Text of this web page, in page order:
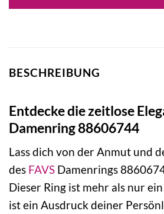
BESCHREIBUNG
Entdecke die zeitlose
Damenring 88606744
Lass dich von der Anmut und
des FAVS Damenrings
Dieser Ring ist mehr als nur
ist ein Ausdruck deiner